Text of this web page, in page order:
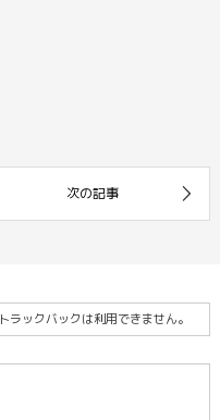
トラックバックは利用できません。